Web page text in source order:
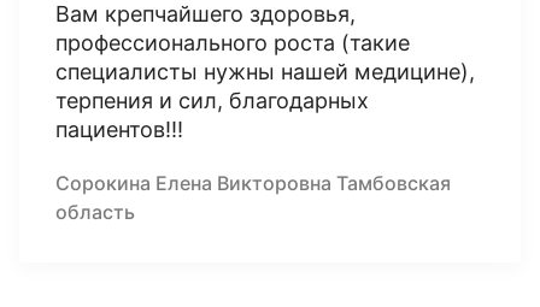
Вам крепчайшего здоровья,
профессионального роста (такие
специалисты нужны нашей медицине),
терпения и сил, благодарных
пациентов!!!
Сорокина Елена Викторовна Тамбовская
область